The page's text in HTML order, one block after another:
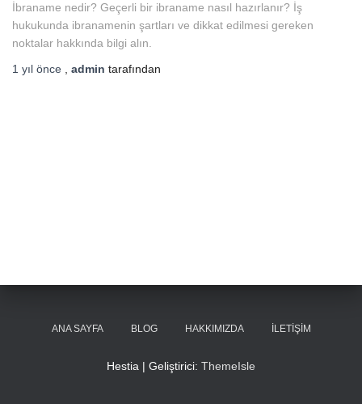
İbraname nedir? Geçerli bir ibraname nasıl hazırlanır? İş
hukukunda ibranamenin şartları ve dikkat edilmesi gereken
noktalar hakkında bilgi alın.
1 yıl önce admin tarafından
ANA SAYFA BLOG HAKKIMIZDA İLETIŞIM
Hestia | Geliştirici: ThemeIsle